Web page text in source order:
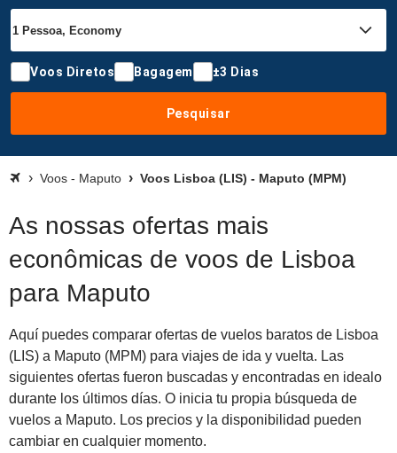
Voos Diretos Bagagem ±3 Dias
Pesquisar
Voos - Maputo Voos Lisboa (LIS) - Maputo (MPM)
As nossas ofertas mais
econômicas de voos de Lisboa
para Maputo
Aquí puedes comparar ofertas de vuelos baratos de Lisboa
(LIS) a Maputo (MPM) para viajes de ida y vuelta. Las
siguientes ofertas fueron buscadas y encontradas en idealo
durante los últimos días. O inicia tu propia búsqueda de
vuelos a Maputo. Los precios y la disponibilidad pueden
cambiar en cualquier momento.